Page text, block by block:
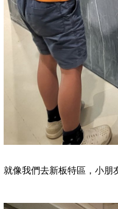
就像我們去新板特區，小朋